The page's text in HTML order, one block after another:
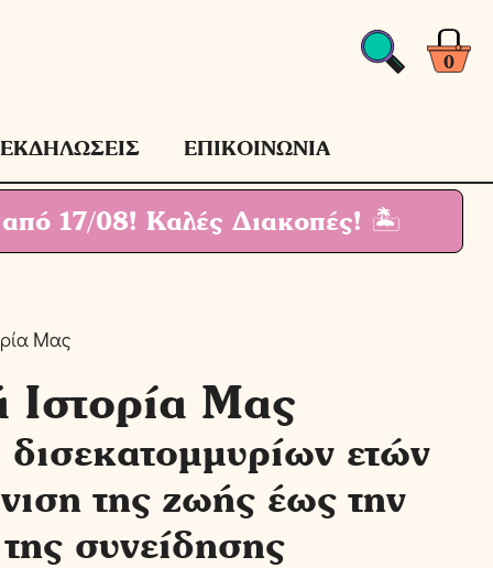
0
ΕΚΔΗΛΩΣΕΙΣ ΕΠΙΚΟΙΝΩΝΙΑ
από 17/08! Καλές Διακοπές! 🏝
Μας
Μας
δισεκατομμυρίων ετών
της ζωής έως την
συνείδησης